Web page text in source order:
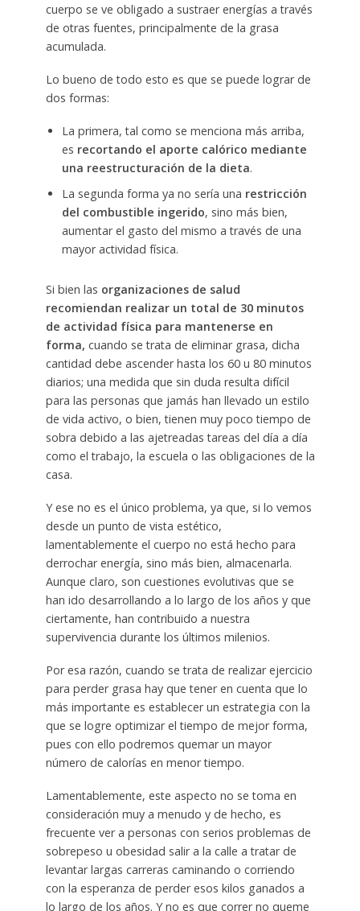
cuerpo se ve obligado a sustraer energías a través
de otras fuentes, principalmente de la grasa
acumulada.
Lo bueno de todo esto es que se puede lograr de
dos formas:
La primera, tal como se menciona más arriba,
es recortando el aporte calórico mediante
una reestructuración de la dieta.
La segunda forma ya no sería una restricción
del combustible ingerido, sino más bien,
aumentar el gasto del mismo a través de una
mayor actividad física.
Si bien las organizaciones de salud
recomiendan realizar un total de 30 minutos
de actividad física para mantenerse en
forma, cuando se trata de eliminar grasa, dicha
cantidad debe ascender hasta los 60 u 80 minutos
diarios; una medida que sin duda resulta difícil
para las personas que jamás han llevado un estilo
de vida activo, o bien, tienen muy poco tiempo de
sobra debido a las ajetreadas tareas del día a día
como el trabajo, la escuela o las obligaciones de la
casa.
Y ese no es el único problema, ya que, si lo vemos
desde un punto de vista estético,
lamentablemente el cuerpo no está hecho para
derrochar energía, sino más bien, almacenarla.
Aunque claro, son cuestiones evolutivas que se
han ido desarrollando a lo largo de los años y que
ciertamente, han contribuido a nuestra
supervivencia durante los últimos milenios.
Por esa razón, cuando se trata de realizar ejercicio
para perder grasa hay que tener en cuenta que lo
más importante es establecer un estrategia con la
que se logre optimizar el tiempo de mejor forma,
pues con ello podremos quemar un mayor
número de calorías en menor tiempo.
Lamentablemente, este aspecto no se toma en
consideración muy a menudo y de hecho, es
frecuente ver a personas con serios problemas de
sobrepeso u obesidad salir a la calle a tratar de
levantar largas carreras caminando o corriendo
con la esperanza de perder esos kilos ganados a
lo largo de los años. Y no es que correr no queme